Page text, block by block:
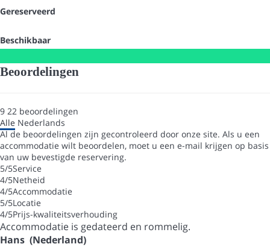
Gereserveerd
Beschikbaar
Beoordelingen
9 22 beoordelingen
Alle Nederlands
Al de beoordelingen zijn gecontroleerd door onze site. Als u een
accommodatie wilt beoordelen, moet u een e-mail krijgen op basis
van uw bevestigde reservering.
5/5Service
4/5Netheid
4/5Accommodatie
5/5Locatie
4/5Prijs-kwaliteitsverhouding
Accommodatie is gedateerd en rommelig.
Hans (Nederland)